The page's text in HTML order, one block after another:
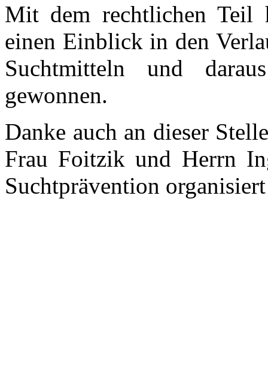
Mit dem rechtlichen Teil
einen Einblick in den
Suchtmitteln und
gewonnen.
Danke auch an dieser
Frau Foitzik und Herrn
Suchtprävention